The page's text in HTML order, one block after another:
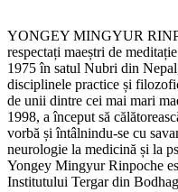
YONGEY MINGYUR
respectați maeștri de
1975 în satul Nubri din
disciplinele practice și
de unii dintre cei mai mari
1998, a început să
vorbă și întâlnindu‑se cu
neurologie la medicină și la
Yongey Mingyur Rinpoche
Institutului Tergar din